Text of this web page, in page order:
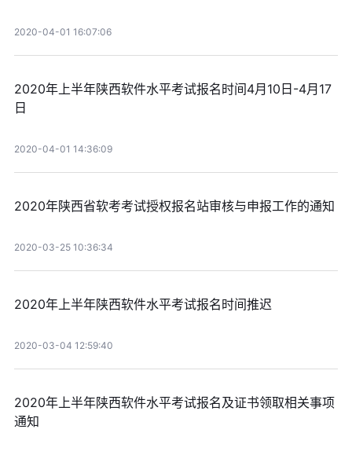
2020-04-01 16:07:06
2020年上半年陕西软件水平考试报名时间4月10日-4月17
日
2020-04-01 14:36:09
2020年陕西省软考考试授权报名站审核与申报工作的通知
2020-03-25 10:36:34
2020年上半年陕西软件水平考试报名时间推迟
2020-03-04 12:59:40
2020年上半年陕西软件水平考试报名及证书领取相关事项
通知